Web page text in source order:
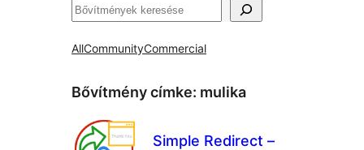
Keresés
AllCommunityCommercial
Bővítmény címke: mulika
Simple Redirect –